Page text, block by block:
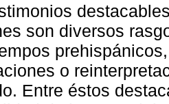
son diversos
o
Entre éstos